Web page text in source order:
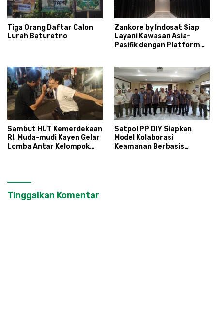
Tiga Orang Daftar Calon
Lurah Baturetno
Zankore by Indosat Siap
Layani Kawasan Asia-
Pasifik dengan Platform
Sambut HUT Kemerdekaan
RI, Muda-mudi Kayen Gelar
Lomba Antar Kelompok
Satpol PP DIY Siapkan
Model Kolaborasi
Keamanan Berbasis
Tinggalkan Komentar